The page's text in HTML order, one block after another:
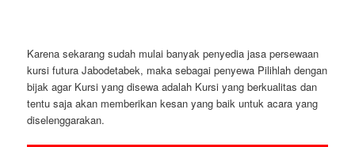
Karena sekarang sudah mulai banyak penyedia jasa persewaan
kursi futura Jabodetabek, maka sebagai penyewa Pilihlah dengan
bijak agar Kursi yang disewa adalah Kursi yang berkualitas dan
tentu saja akan memberikan kesan yang baik untuk acara yang
diselenggarakan.